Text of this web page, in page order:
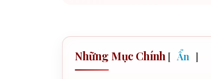
Những Mục Chính [ Ẩn ]